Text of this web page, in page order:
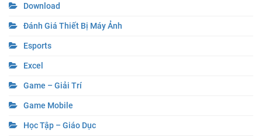
Download
Đánh Giá Thiết Bị Máy Ảnh
Esports
Excel
Game – Giải Trí
Game Mobile
Học Tập – Giáo Dục